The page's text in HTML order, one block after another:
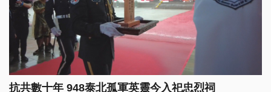
抗共數十年 948泰北孤軍英靈今入祀忠烈祠